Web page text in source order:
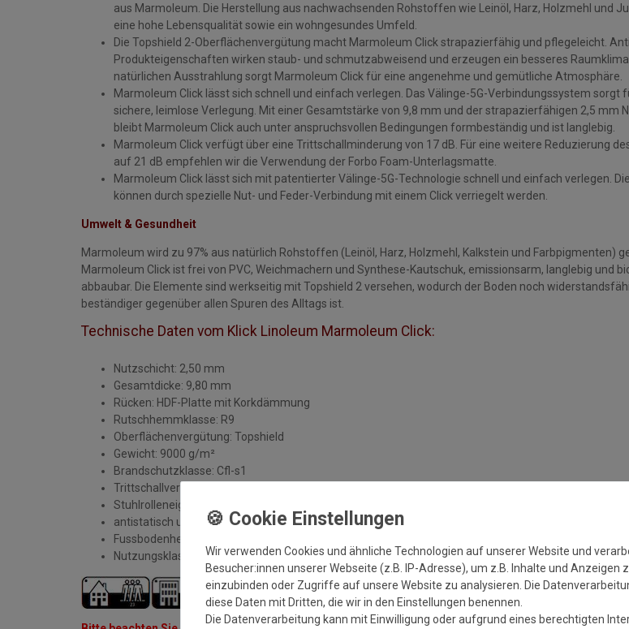
aus Marmoleum. Die Herstellung aus nachwachsenden Rohstoffen wie Leinöl, Harz, Holzmehl und
eine hohe Lebensqualität sowie ein wohngesundes Umfeld.
Die Topshield 2-Oberflächenvergütung macht Marmoleum Click strapazierfähig und pflegeleicht.
Produkteigenschaften wirken staub- und schmutzabweisend und erzeugen ein besseres
natürlichen Ausstrahlung sorgt Marmoleum Click für eine angenehme und gemütliche Atmosphäre.
Marmoleum Click lässt sich schnell und einfach verlegen. Das Välinge-5G-Verbindungssystem sorgt
sichere, leimlose Verlegung. Mit einer Gesamtstärke von 9,8 mm und der strapazierfähigen 2,5 mm
bleibt Marmoleum Click auch unter anspruchsvollen Bedingungen formbeständig und ist langlebig.
Marmoleum Click verfügt über eine Trittschallminderung von 17 dB. Für eine weitere Reduzierung
auf 21 dB empfehlen wir die Verwendung der Forbo Foam-Unterlagsmatte.
Marmoleum Click lässt sich mit patentierter Välinge-5G-Technologie schnell und einfach verlegen.
können durch spezielle Nut- und Feder-Verbindung mit einem Click verriegelt werden.
Umwelt & Gesundheit
Marmoleum wird zu 97% aus natürlich Rohstoffen (Leinöl, Harz, Holzmehl, Kalkstein und Farbpigmenten)
Marmoleum Click ist frei von PVC, Weichmachern und Synthese-Kautschuk, emissionsarm, langlebig und
abbaubar. Die Elemente sind werkseitig mit Topshield 2 versehen, wodurch der Boden noch
beständiger gegenüber allen Spuren des Alltags ist.
Technische Daten vom Klick Linoleum Marmoleum Click:
Nutzschicht: 2,50 mm
Gesamtdicke: 9,80 mm
Rücken: HDF-Platte mit Korkdämmung
Rutschhemmklasse: R9
Oberflächenvergütung: Topshield
Gewicht: 9000 g/m²
Brandschutzklasse: Cfl-s1
Trittschallvermindunger: 17 dB (21 dB)
Stuhlrolleneignung: geeignet Typ W
antistatisch und pflegeleicht
Fussbodenheizung geeignet
Nutzungsklasse: Wohnen 23 | Gewerblich: 33
Wir verwenden Cookies und ähnliche Technologien auf unserer Website und
Besucher:innen unserer Webseite (z.B. IP-Adresse), um z.B. Inhalte und
einzubinden oder Zugriffe auf unsere Website zu analysieren. Die
diese Daten mit Dritten, die wir in den Einstellungen benennen.
Die Datenverarbeitung kann mit Einwilligung oder aufgrund eines berechtigten